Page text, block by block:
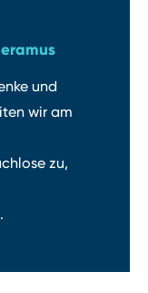
und
wir am
zu,